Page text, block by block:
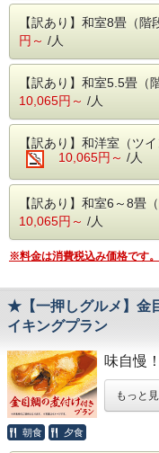
春の尾瀬
尾瀬には
・お夕
ソフト
（生ビ
【飲み
季節の
お好き
■温泉■
老神伝
違った2
【営業
【営業
・別館
【営業
【訳あり】和室8畳（
円～ /人
【訳あり】和室5.5畳
10,065円～ /人
【訳あり】和洋室（ツ
10,065円～ /人
【訳あり】和室6～8畳
10,065円～ /人
※料金は消費税込み価格です。
★【一押しグルメ】金
イキングプラン
味自慢
群馬の
もっと
朝食 夕食